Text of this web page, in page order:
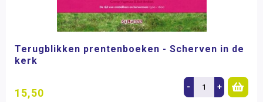
Terugblikken prentenboeken - Scherven in de
kerk
15,50 - +